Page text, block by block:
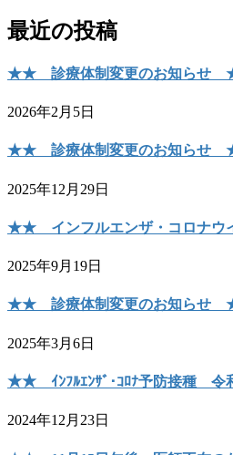
最近の投稿
★★ 診療体制変更のお知らせ
2026年2月5日
★★ 診療体制変更のお知らせ
2025年12月29日
★★ インフルエンザ・コロナウ
2025年9月19日
★★ 診療体制変更のお知らせ
2025年3月6日
★★ ｲﾝﾌﾙｴﾝｻﾞ･ｺﾛﾅ予防接種 令
2024年12月23日